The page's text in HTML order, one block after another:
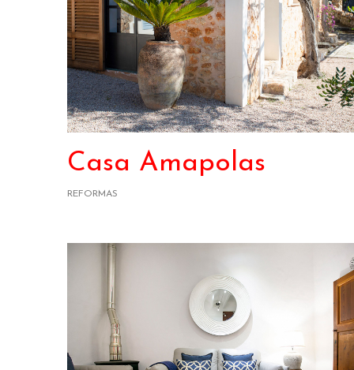
Casa Amapolas
REFORMAS